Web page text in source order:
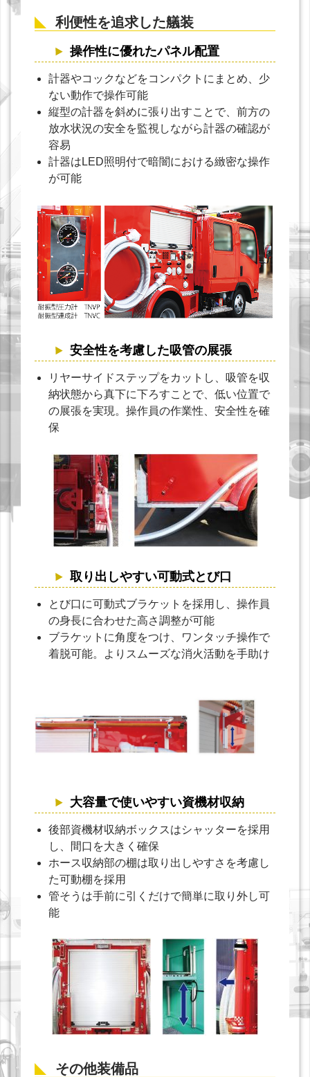
利便性を追求した艤装
操作性に優れたパネル配置
計器やコックなどをコンパクトにまとめ、少
ない動作で操作可能
縦型の計器を斜めに張り出すことで、前方の
放水状況の安全を監視しながら計器の確認が
容易
計器はLED照明付で暗闇における緻密な操作
が可能
安全性を考慮した吸管の展張
リヤーサイドステップをカットし、吸管を収
納状態から真下に下ろすことで、低い位置で
の展張を実現。操作員の作業性、安全性を確
保
取り出しやすい可動式とび口
とび口に可動式ブラケットを採用し、操作員
の身長に合わせた高さ調整が可能
ブラケットに角度をつけ、ワンタッチ操作で
着脱可能。よりスムーズな消火活動を手助け
大容量で使いやすい資機材収納
後部資機材収納ボックスはシャッターを採用
し、間口を大きく確保
ホース収納部の棚は取り出しやすさを考慮し
た可動棚を採用
管そうは手前に引くだけで簡単に取り外し可
能
その他装備品